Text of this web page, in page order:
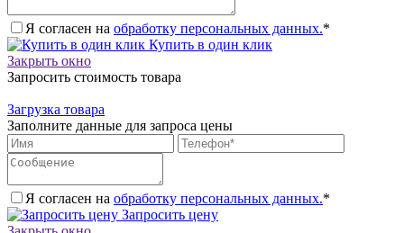
Я согласен на обработку персональных данных.*
Купить в один клик
Закрыть окно
Запросить стоимость товара
Загрузка товара
Заполните данные для запроса цены
Я согласен на обработку персональных данных.*
Запросить цену